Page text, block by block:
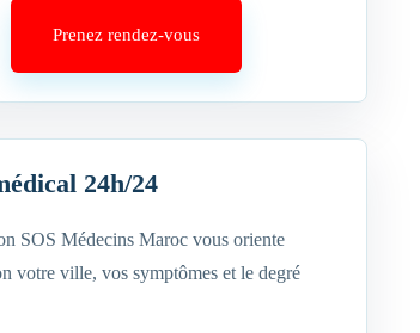
Prenez rendez-vous
24h/24
SOS Médecins Maroc vous oriente
votre ville, vos symptômes et le degré